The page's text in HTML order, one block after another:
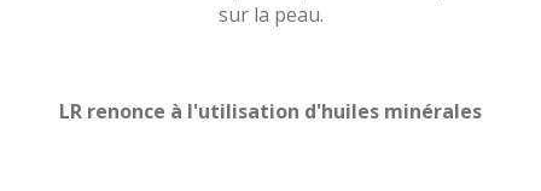
sur la peau.
LR renonce à l'utilisation d'huiles minérales